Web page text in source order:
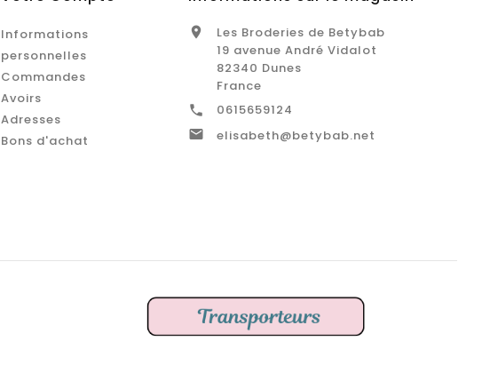
Informations
personnelles
Commandes
Avoirs
Adresses
Bons d'achat

Les Broderies de Betybab
19 avenue André Vidalot
82340 Dunes
France
 0615659124
 elisabeth@betybab.net